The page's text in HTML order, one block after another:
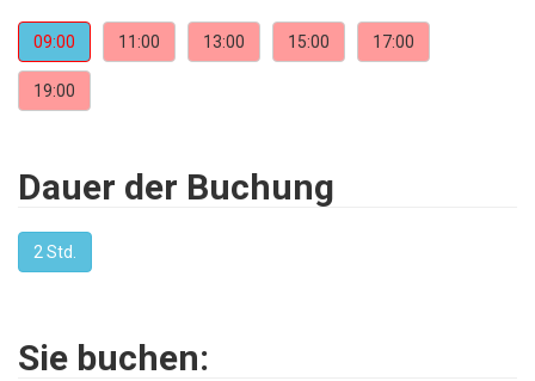
09:00 11:00 13:00 15:00 17:00
19:00
Dauer der Buchung
2 Std.
Sie buchen: